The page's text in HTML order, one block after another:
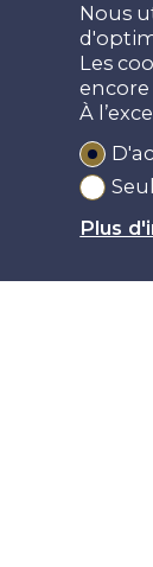
Nous
Les
À
Plus